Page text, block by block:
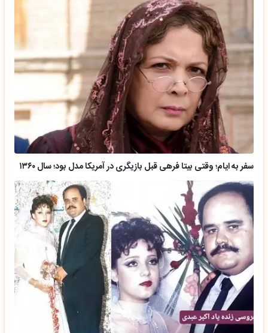
سفر به ایام؛ وقتی بیتا فرهی قبل بازیگری در آمریکا مدل بود؛ سال ۱۳۶۰